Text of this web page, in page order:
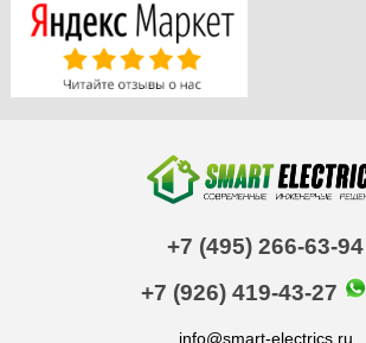
+7 (495) 266-63-94
+7 (926) 419-43-27
info@smart-electrics.ru